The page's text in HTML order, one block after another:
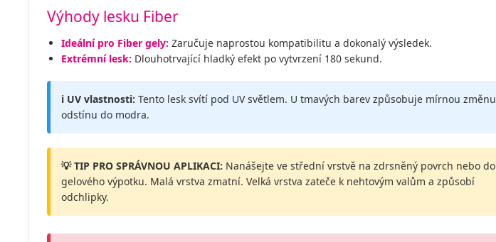
Výhody lesku Fiber
Ideální pro Fiber gely: Zaručuje naprostou kompatibilitu a dokonalý výsledek.
Extrémní lesk: Dlouhotrvající hladký efekt po vytvrzení 180 sekund.
ℹ️ UV vlastnosti: Tento lesk svítí pod UV světlem. U tmavých barev způsobuje mírnou změnu
odstínu do modra.
💡 TIP PRO SPRÁVNOU APLIKACI: Nanášejte ve střední vrstvě na zdrsněný povrch nebo do
gelového výpotku. Malá vrstva zmatní. Velká vrstva zateče k nehtovým valům a způsobí
odchlipky.